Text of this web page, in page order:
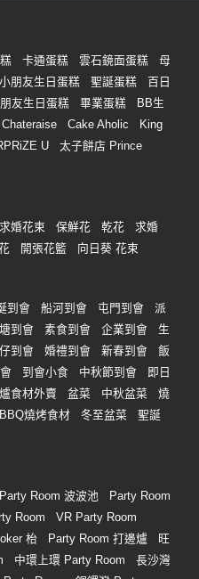
卡通蛋糕 雲石鏡面蛋糕
母
小朋友生日蛋糕 聖誕蛋糕
百日
友生日蛋糕 畢業蛋糕
BB生
Chateraise Cake Aholic
King
U
太子餅店 Prince
求婚花束 保鮮花 乾花
求婚
開張花籃 向日葵 花束
到會 船河到會 屯門到會
派
到會 素食到會 企業到會
生
到會 婚禮到會 新春到會
飯
到會小食 中秋節到會
即日
食材外賣 盆菜 中秋盆菜
燒
BBQ燒烤食材 冬至盆菜
聖誕
Party Room 波波池
Party Room
Room
VR Party Room
枱 Party Room 打邊爐
旺
中環上環 Party Room
長沙灣